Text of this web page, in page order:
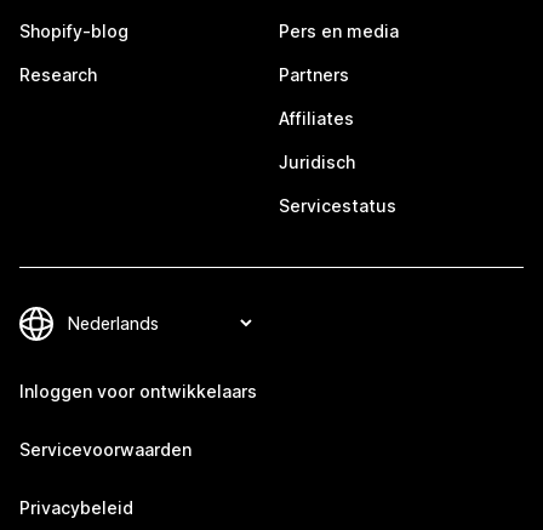
Shopify-blog
Research
Pers en media
Partners
Affiliates
Juridisch
Servicestatus
Inloggen voor ontwikkelaars
Servicevoorwaarden
Privacybeleid